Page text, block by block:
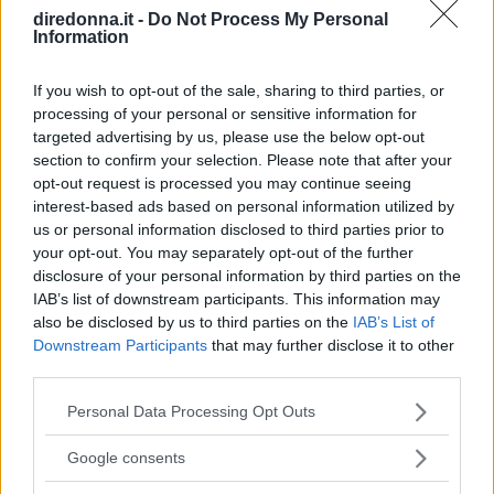
diredonna.it - Do Not Process My Personal
Information
If you wish to opt-out of the sale, sharing to third parties, or
processing of your personal or sensitive information for
targeted advertising by us, please use the below opt-out
section to confirm your selection. Please note that after your
opt-out request is processed you may continue seeing
interest-based ads based on personal information utilized by
us or personal information disclosed to third parties prior to
your opt-out. You may separately opt-out of the further
disclosure of your personal information by third parties on the
IAB’s list of downstream participants. This information may
also be disclosed by us to third parties on the IAB’s List of
Downstream Participants that may further disclose it to other
Please note that this website/app uses one or more Google
not limited to your visit or usage behaviour. You may click to
Personal Data Processing Opt Outs
Google consents